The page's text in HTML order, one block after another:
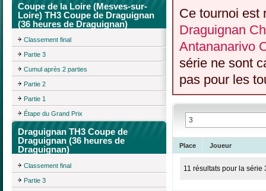
Coupe de la Loire (Mesves-sur-
Loire) TH3 Coupe de Draguignan
(36 heures de Draguignan)
Classement final
Partie 3
Cumul après 2 parties
Partie 2
Partie 1
Étape du Grand Prix
Draguignan TH3 Coupe de
Draguignan (36 heures de
Draguignan)
Classement final
Partie 3
Ce tournoi est
Draguignan
Antananarivo
série ne sont
pas pour les
Place Joueur
11 résultats pour la série